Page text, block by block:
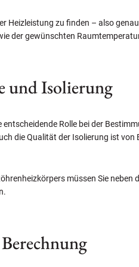
Heizleistung zu finden – also
der gewünschten
und Isolierung
entscheidende Rolle bei der
die Qualität der Isolierung ist
müssen Sie